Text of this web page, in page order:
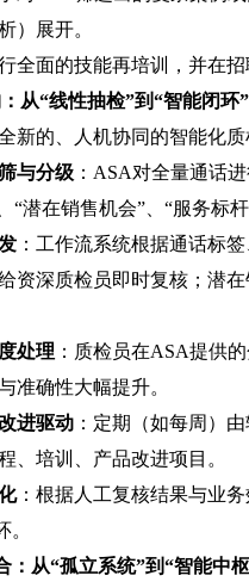
）展开。
全面的技能再培训，并在
从“线性抽检”到“智能闭环”
新的、人机协同的智能化
与分级 ：ASA对全量通话
“潜在销售机会”、“服务标
：工作流系统根据通话标
资深质检员即时复核；潜
处理 ：质检员在ASA提供
准确性大幅提升。
进驱动 ：定期（如每周）
、培训、产品改进项目。
：根据人工复核结果与业
：从“孤立系统”到“智能中